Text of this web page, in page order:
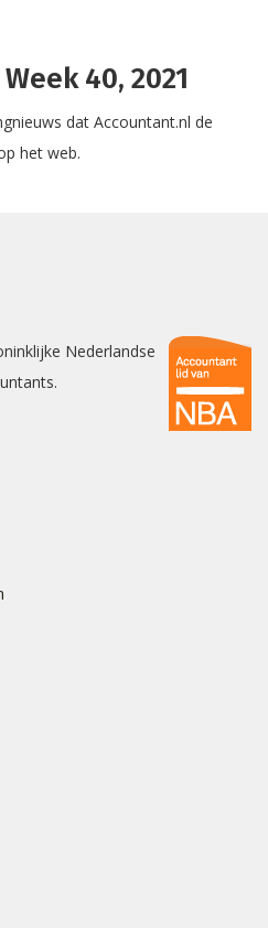
40, 2021
dat Accountant.nl de
het web.
Nederlandse